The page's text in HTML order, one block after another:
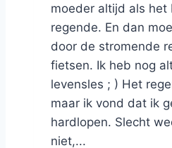
moeder altijd als het
regende. En dan
door de stromende
fietsen. Ik heb nog
levensles ; ) Het
maar ik vond dat ik
hardlopen. Slecht
niet,...